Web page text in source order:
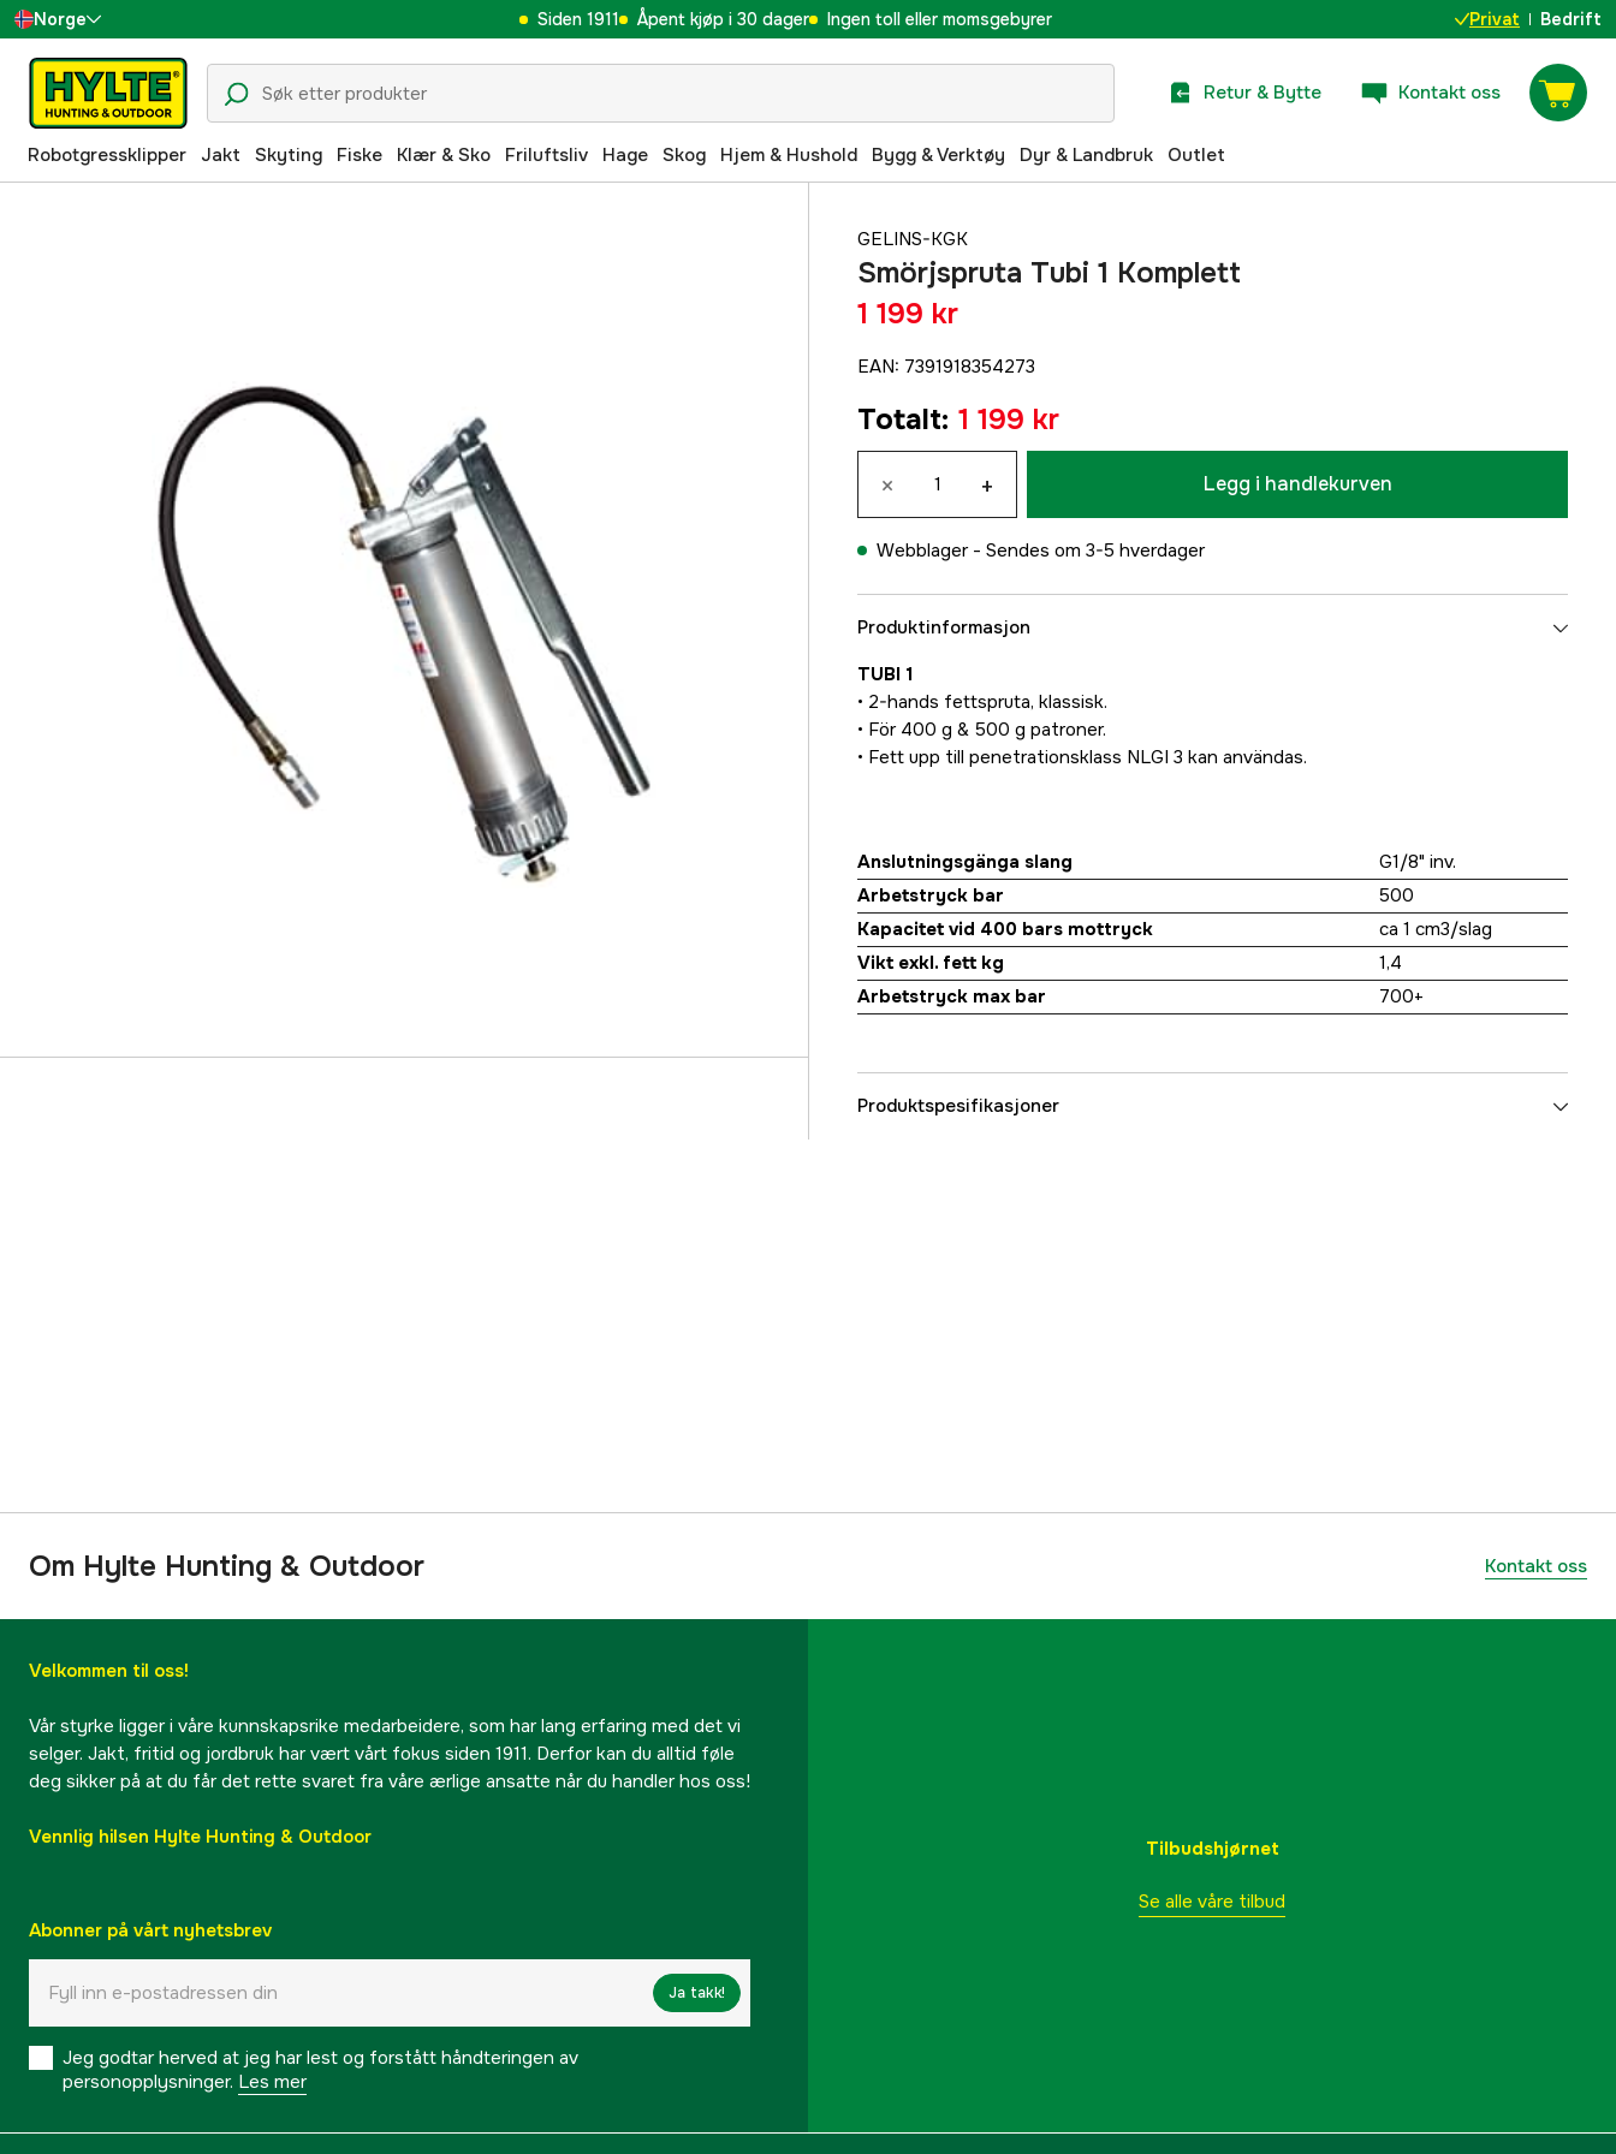
Norge
Sverige
Danmark
Suomi
Siden 1911 Åpent kjøp i 30 dager Ingen toll eller momsgebyrer Privat Bedrift
Retur & Bytte Kontakt oss
Robotgressklipper Jakt Skyting Fiske Klær & Sko Friluftsliv Hage Skog Hjem & Hushold Bygg & Verktøy Dyr & Landbruk Outlet
GELINS-KGK
Smörjspruta Tubi 1 Komplett
1 199 kr
EAN: 7391918354273
Totalt: 1 199 kr
× + Legg i handlekurven
Webblager - Sendes om 3-5 hverdager
Produktinformasjon
TUBI 1
• 2-hands fettspruta, klassisk.
• För 400 g & 500 g patroner.
• Fett upp till penetrationsklass NLGI 3 kan användas.
Anslutningsgänga slang
G1/8" inv.
Arbetstryck bar
500
Kapacitet vid 400 bars mottryck
ca 1 cm3/slag
Vikt exkl. fett kg
1,4
Arbetstryck max bar
700+
Produktspesifikasjoner
Om Hylte Hunting & Outdoor Kontakt oss
Velkommen til oss!
Vår styrke ligger i våre kunnskapsrike medarbeidere, som har lang erfaring med det vi
selger. Jakt, fritid og jordbruk har vært vårt fokus siden 1911. Derfor kan du alltid føle
deg sikker på at du får det rette svaret fra våre ærlige ansatte når du handler hos oss!
Vennlig hilsen Hylte Hunting & Outdoor
Abonner på vårt nyhetsbrev
Ja takk!
Jeg godtar herved at jeg har lest og forstått håndteringen av
personopplysninger. Les mer
Tilbudshjørnet
Se alle våre tilbud